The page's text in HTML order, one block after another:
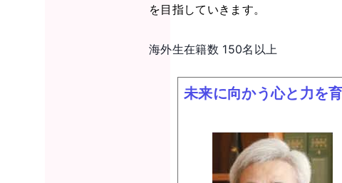
を目指していきます。
海外生在籍数 150名以上
未来に向かう心と力を